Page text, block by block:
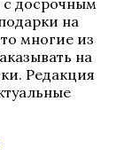
на
многие из
на
Редакция